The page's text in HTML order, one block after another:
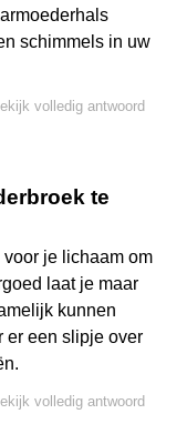
schimmels in uw
volledig antwoord
te
je lichaam om
laat je maar
kunnen
er een slipje over
volledig antwoord